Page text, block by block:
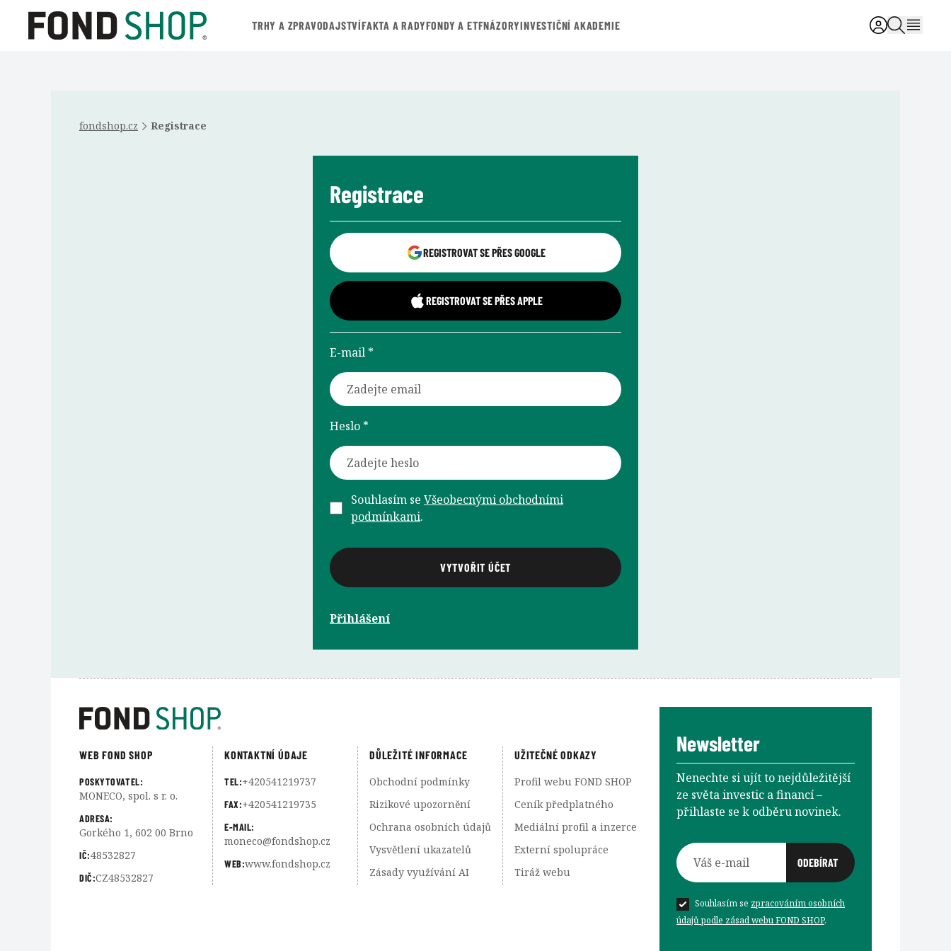
TRHY A ZPRAVODAJSTVÍFAKTA A RADYFONDY A ETFNÁZORYINVESTIČNÍ AKADEMIE
fondshop.cz Registrace
Registrace
REGISTROVAT SE PŘES GOOGLE
REGISTROVAT SE PŘES APPLE
E-mail *
Heslo *
Souhlasím se Všeobecnými obchodními
podmínkami.
Přihlášení
WEB FOND SHOP
POSKYTOVATEL:
MONECO, spol. s r. o.
ADRESA:
Gorkého 1, 602 00 Brno
IČ:48532827
DIČ:CZ48532827
KONTAKTNÍ ÚDAJE
TEL:+420541219737
FAX:+420541219735
E-MAIL:
moneco@fondshop.cz
WEB:www.fondshop.cz
DŮLEŽITÉ INFORMACE
Obchodní podmínky
Rizikové upozornění
Ochrana osobních údajů
Vysvětlení ukazatelů
Zásady využívání AI
UŽITEČNÉ ODKAZY
Profil webu FOND SHOP
Ceník předplatného
Mediální profil a inzerce
Externí spolupráce
Tiráž webu
Newsletter
Nenechte si ujít to nejdůležitější
ze světa investic a financí –⁠⁠⁠⁠⁠⁠
přihlaste se k odběru novinek.
Souhlasím se zpracováním osobních
údajů podle zásad webu FOND SHOP.